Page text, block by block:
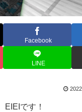
Facebook
LINE
です！